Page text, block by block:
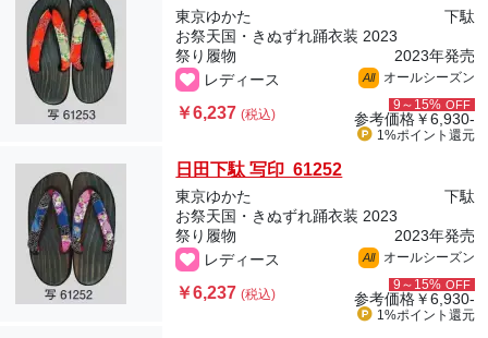
東京ゆかた
下駄
お祭天国・きぬずれ踊衣装 2023
祭り履物
2023年発売
レディース
All オールシーズン
￥6,237(税込)
9～15% OFF
参考価格￥6,930-
1%ポイント 還元
日田下駄 写印 61252
東京ゆかた
下駄
お祭天国・きぬずれ踊衣装 2023
祭り履物
2023年発売
レディース
All オールシーズン
￥6,237(税込)
9～15% OFF
参考価格￥6,930-
1%ポイント 還元